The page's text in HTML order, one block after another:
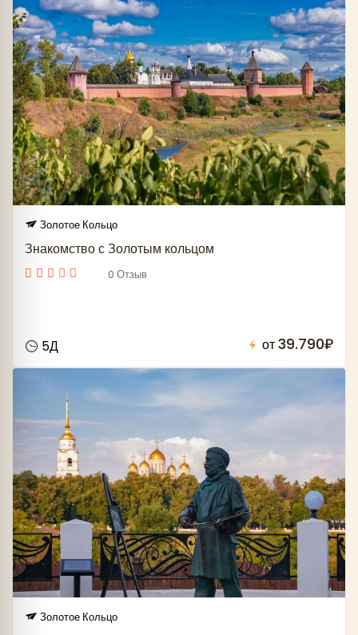
маршруту может быть продлен на 2-3 ч. При
самостоятельном бронировании Туристами
проездных документов для дальнейшего
следования к месту назначения (постоянного
проживания), необходимо учитывать возможное
увеличение времени по туру. Компенсация за
проездные билеты (авиа-, жд-), в случае
задержки автотранспорта в рамках тура по
независящим от Туроператора/Турагента
причинам, не производится.
Золотое Кольцо
Знакомство с Золотым кольцом
0 Отзыв
5Д от39.790₽
Золотое Кольцо